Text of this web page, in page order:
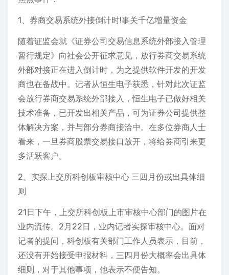
1、券商交易系统外接倒计时!事关千亿增量资金
随着证监会就《证券公司交易信息系统外部接入管理
暂行规定》向社会公开征求意见，放行券商交易系统
外部对接正在进入倒计时，为之提供软件开发的开发
商也在备战中。记者从恒生电子获悉，针对此次证监
会放行券商交易系统外部接入，恒生电子已做好相关
技术准备，已开发出相关产品，可为证券公司提供整
体解决方案，并与部分券商接洽中。在多位券商人士
看来，一旦券商股票交易接口放开，将给券商引来更
多活跃客户。
2、实探上交所科创板审核中心 三四月份或出具体细
则
21日下午，上交所科创板上市审核中心部门的图片在
业内流传。2月22日，业内记者实探审核中心。面对
记者的提问，科创板有关部门工作人员表示，目前，
还没有开始接受申报材料，三四月份大概率会出具体
细则，对于其他事项，他表示不便告知。